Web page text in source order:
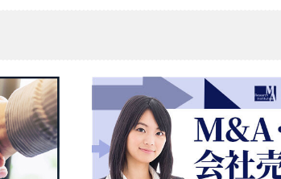
族間承継）
場合（従業員承継）
れ